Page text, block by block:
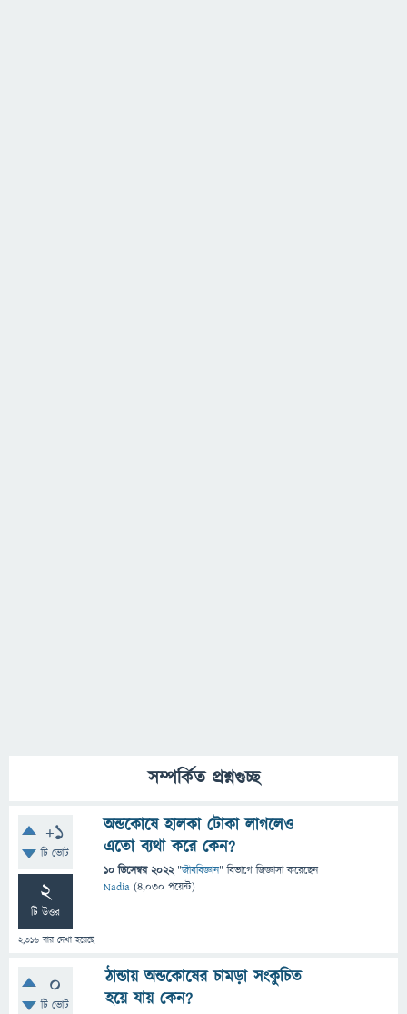
সম্পর্কিত প্রশ্নগুচ্ছ
+1
টি ভোট
2
টি উত্তর
2,316 বার দেখা হয়েছে
অন্ডকোষে হালকা টোকা লাগলেও
এতো ব্যথা করে কেন?
10 ডিসেম্বর 2022 "জীববিজ্ঞান" বিভাগে জিজ্ঞাসাকরেছেন
Nadia (4,030 পয়েন্ট)
0
টি ভোট
ঠান্ডায় অন্ডকোষের চামড়া সংকুচিত
হয়ে যায় কেন?